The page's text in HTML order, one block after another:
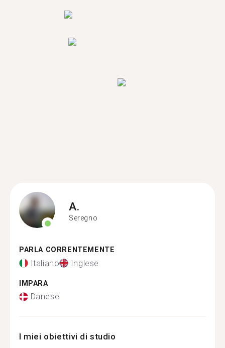
A.
Seregno
PARLA CORRENTEMENTE
Italiano Inglese
IMPARA
Danese
I miei obiettivi di studio